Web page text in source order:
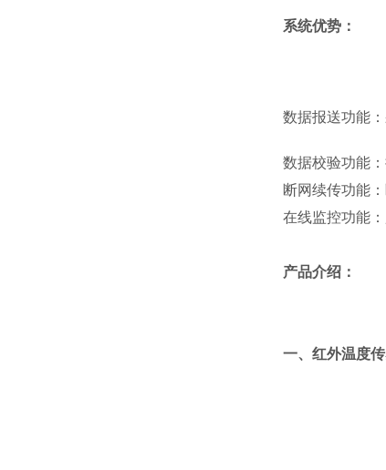
系统优势：
数据报送功能
数据校验功能
断网续传功能
在线监控功能
产品介绍：
一、红外温度